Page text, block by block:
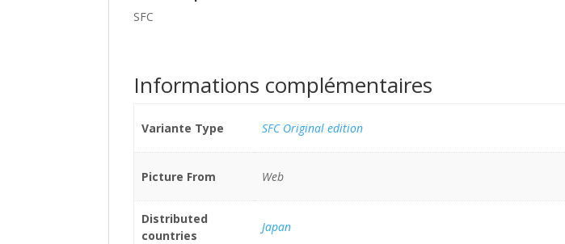
SFC
Informations complémentaires
Variante Type SFC Original edition
Picture From Web
Distributed
countries
Japan